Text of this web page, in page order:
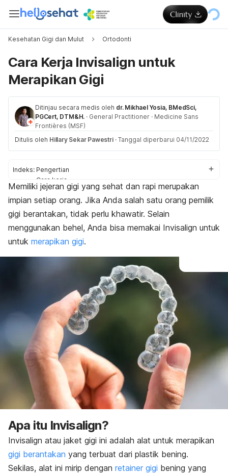
Kesehatan Gigi dan Mulut Ortodonti
Cara Kerja Invisalign untuk
Merapikan Gigi
Ditinjau secara medis oleh dr. Mikhael Yosia, BMedSci,
PGCert, DTM&H. · General Practitioner · Medicine Sans
Frontières (MSF)
Ditulis oleh Hillary Sekar Pawestri · Tanggal diperbarui 04/11/2022
Indeks: Pengertian
Cara kerja
Keunggulan
Risiko
Kondisi gigi yang tidak cocok
Persiapan
Panduan perawatan
Memiliki jejeran gigi yang sehat dan rapi merupakan
impian setiap orang. Jika Anda salah satu orang pemilik
gigi berantakan, tidak perlu khawatir. Selain
menggunakan behel, Anda bisa memakai Invisalign untuk
untuk merapikan gigi.
Apa itu Invisalign?
Invisalign atau jaket gigi ini adalah alat untuk merapikan
gigi berantakan yang terbuat dari plastik bening.
Sekilas, alat ini mirip dengan retainer gigi bening yang